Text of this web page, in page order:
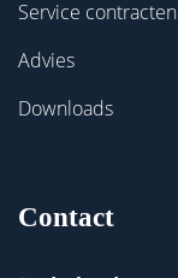
Service contracten
Advies
Downloads
Contact